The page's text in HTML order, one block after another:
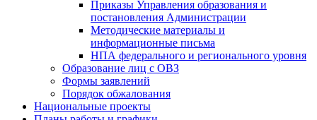
Приказы Управления образования и
постановления Администрации
Методические материалы и
информационные письма
НПА федерального и регионального уровня
Образование лиц с ОВЗ
Формы заявлений
Порядок обжалования
Национальные проекты